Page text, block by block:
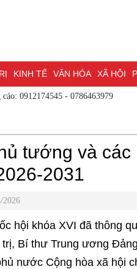
KINH TẾ VĂN HÓA XÃ HỘI
ĐỔI SỐ THỂ THAO ĐỒNG NAI
NHÂN ÁI THÀNH PHỐ
cáo: 0912174545 - 0786463979
tướng và
2031
2026
hội khóa XVI đã thông
Bí thư Trung ương
nước Cộng hòa xã hội